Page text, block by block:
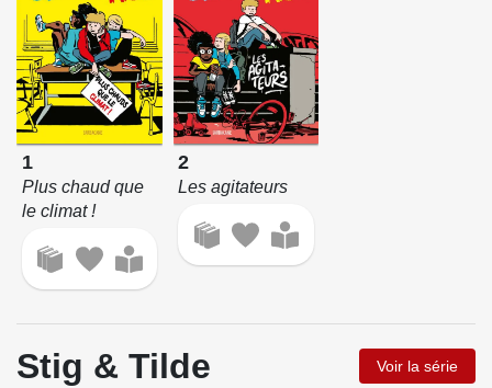
1
Plus chaud que
le climat !
2
Les agitateurs
Stig & Tilde Voir la série